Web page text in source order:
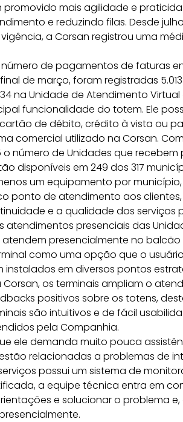
mais agilidade e
e reduzindo filas. Desde
a Corsan registrou uma
de pagamentos de faturas
de março, foram registradas
na Unidade de Atendimento Virtual
funcionalidade do totem. Ele
de débito, crédito à vista ou
comercial utilizado na Corsan.
número de Unidades que recebem
disponíveis em 249 dos 317
um equipamento por
ponto de atendimento aos
e a qualidade dos serviços
atendimentos presenciais das
atendem presencialmente no
como uma opção que o
em diversos pontos
os terminais ampliam o
positivos sobre os totens,
são intuitivos e de fácil
pela Companhia.
ele demanda muito pouca
relacionadas a problemas de
possui um sistema de
a equipe técnica entra em
e solucionar o problema